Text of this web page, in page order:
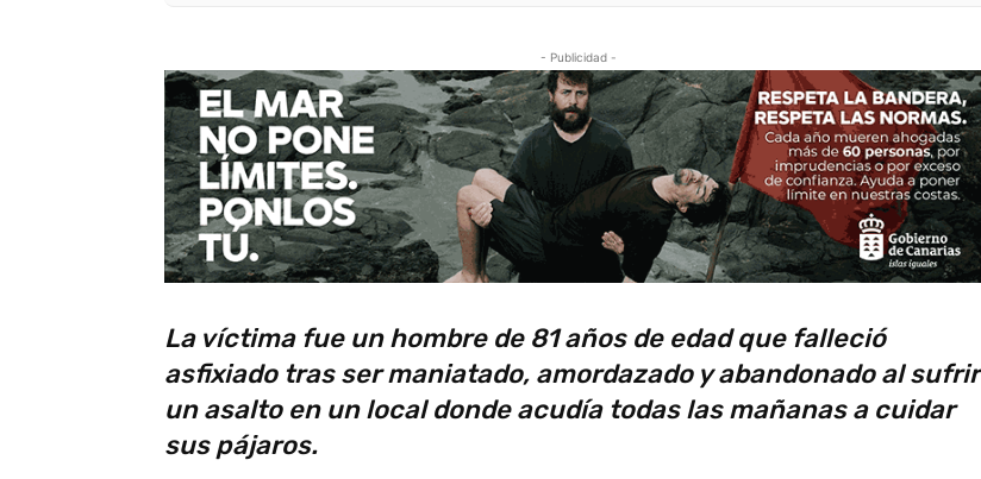
- Publicidad -
La víctima fue un hombre de 81 años de edad que falleció
asfixiado tras ser maniatado, amordazado y abandonado al sufrir
un asalto en un local donde acudía todas las mañanas a cuidar
sus pájaros.